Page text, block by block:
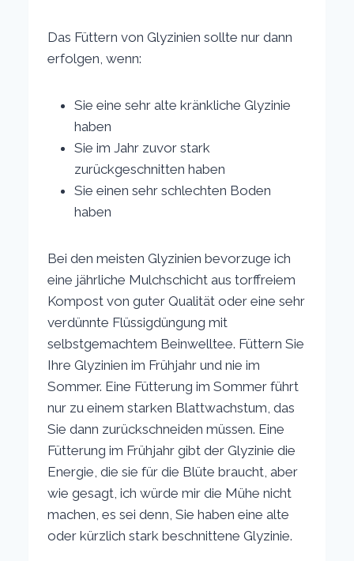
Das Füttern von Glyzinien sollte nur dann
erfolgen, wenn:
Sie eine sehr alte kränkliche Glyzinie
haben
Sie im Jahr zuvor stark
zurückgeschnitten haben
Sie einen sehr schlechten Boden
haben
Bei den meisten Glyzinien bevorzuge ich
eine jährliche Mulchschicht aus torffreiem
Kompost von guter Qualität oder eine sehr
verdünnte Flüssigdüngung mit
selbstgemachtem Beinwelltee. Füttern Sie
Ihre Glyzinien im Frühjahr und nie im
Sommer. Eine Fütterung im Sommer führt
nur zu einem starken Blattwachstum, das
Sie dann zurückschneiden müssen. Eine
Fütterung im Frühjahr gibt der Glyzinie die
Energie, die sie für die Blüte braucht, aber
wie gesagt, ich würde mir die Mühe nicht
machen, es sei denn, Sie haben eine alte
oder kürzlich stark beschnittene Glyzinie.